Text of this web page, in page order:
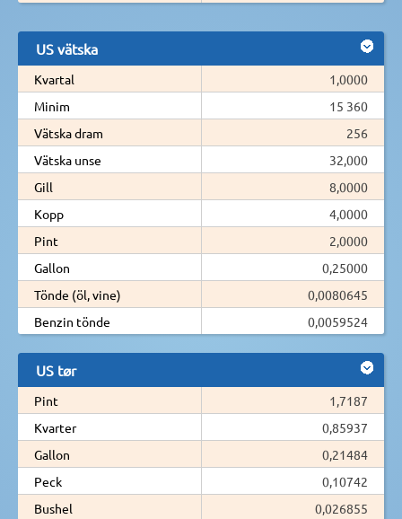
US vätska
Kvartal
1,0000
Minim
15 360
Vätska dram
256
Vätska unse
32,000
Gill
8,0000
Kopp
4,0000
Pint
2,0000
Gallon
0,25000
Tönde (öl, vine)
0,0080645
Benzin tönde
0,0059524
US tør
Pint
1,7187
Kvarter
0,85937
Gallon
0,21484
Peck
0,10742
Bushel
0,026855